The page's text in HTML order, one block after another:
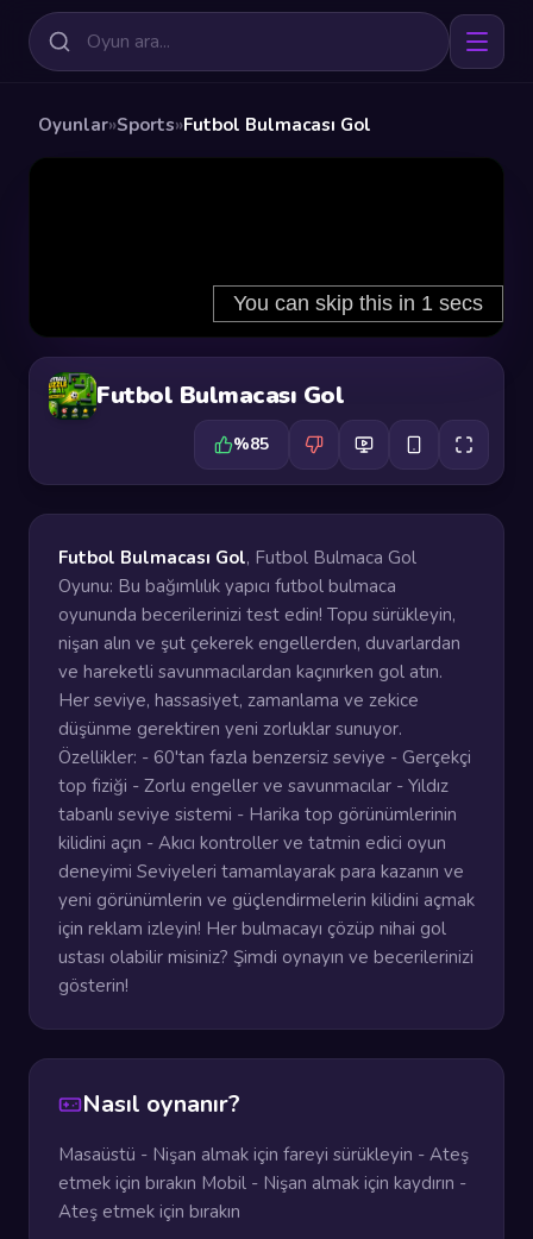
Oyunlar»Sports»Futbol Bulmacası Gol
Futbol Bulmacası Gol
%85
Futbol Bulmacası Gol, Futbol Bulmaca Gol
Oyunu: Bu bağımlılık yapıcı futbol bulmaca
oyununda becerilerinizi test edin! Topu sürükleyin,
nişan alın ve şut çekerek engellerden, duvarlardan
ve hareketli savunmacılardan kaçınırken gol atın.
Her seviye, hassasiyet, zamanlama ve zekice
düşünme gerektiren yeni zorluklar sunuyor.
Özellikler: - 60'tan fazla benzersiz seviye - Gerçekçi
top fiziği - Zorlu engeller ve savunmacılar - Yıldız
tabanlı seviye sistemi - Harika top görünümlerinin
kilidini açın - Akıcı kontroller ve tatmin edici oyun
deneyimi Seviyeleri tamamlayarak para kazanın ve
yeni görünümlerin ve güçlendirmelerin kilidini açmak
için reklam izleyin! Her bulmacayı çözüp nihai gol
ustası olabilir misiniz? Şimdi oynayın ve becerilerinizi
gösterin!
Nasıl oynanır?
Masaüstü - Nişan almak için fareyi sürükleyin - Ateş
etmek için bırakın Mobil - Nişan almak için kaydırın -
Ateş etmek için bırakın